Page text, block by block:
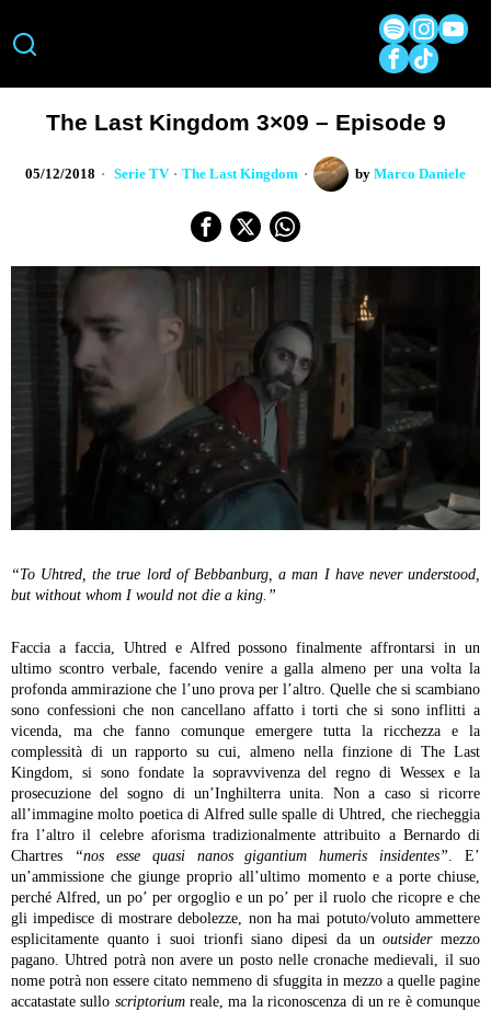
The Last Kingdom 3×09 – Episode 9
05/12/2018 Serie TV · The Last Kingdom by Marco Daniele
“To Uhtred, the true lord of Bebbanburg, a man I have never understood,
but without whom I would not die a king.”
Faccia a faccia, Uhtred e Alfred possono finalmente affrontarsi in un
ultimo scontro verbale, facendo venire a galla almeno per una volta la
profonda ammirazione che l’uno prova per l’altro. Quelle che si scambiano
sono confessioni che non cancellano affatto i torti che si sono inflitti a
vicenda, ma che fanno comunque emergere tutta la ricchezza e la
complessità di un rapporto su cui, almeno nella finzione di The Last
Kingdom, si sono fondate la sopravvivenza del regno di Wessex e la
prosecuzione del sogno di un’Inghilterra unita. Non a caso si ricorre
all’immagine molto poetica di Alfred sulle spalle di Uhtred, che riecheggia
fra l’altro il celebre aforisma tradizionalmente attribuito a Bernardo di
Chartres
“nos esse quasi nanos gigantium humeris insidentes”. E’
un’ammissione che giunge proprio all’ultimo momento e a porte chiuse,
perché Alfred, un po’ per orgoglio e un po’ per il ruolo che ricopre e che
gli impedisce di mostrare debolezze, non ha mai potuto/voluto ammettere
esplicitamente quanto i suoi trionfi siano dipesi da unoutsidermezzo
pagano. Uhtred potrà non avere un posto nelle cronache medievali, il suo
nome potrà non essere citato nemmeno di sfuggita in mezzo a quelle pagine
accatastate sullo scriptoriumreale, ma la riconoscenza di un re è comunque